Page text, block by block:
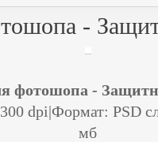
-
фотошопа -
dpi|Формат: PSD
мб